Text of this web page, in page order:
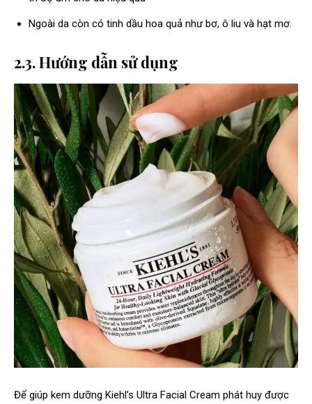
Ngoài da còn có tinh dầu hoa quả như bơ, ô liu và hạt mơ.
2.3. Hướng dẫn sử dụng
Để giúp kem dưỡng Kiehl’s Ultra Facial Cream phát huy được